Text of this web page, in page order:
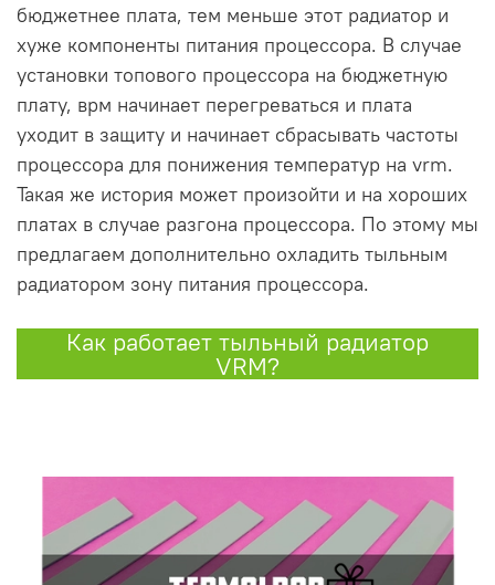
бюджетнее плата, тем меньше этот радиатор и
хуже компоненты питания процессора. В случае
установки топового процессора на бюджетную
плату, врм начинает перегреваться и плата
уходит в защиту и начинает сбрасывать частоты
процессора для понижения температур на vrm.
Такая же история может произойти и на хороших
платах в случае разгона процессора. По этому мы
предлагаем дополнительно охладить тыльным
радиатором зону питания процессора.
Как работает тыльный радиатор
VRM?